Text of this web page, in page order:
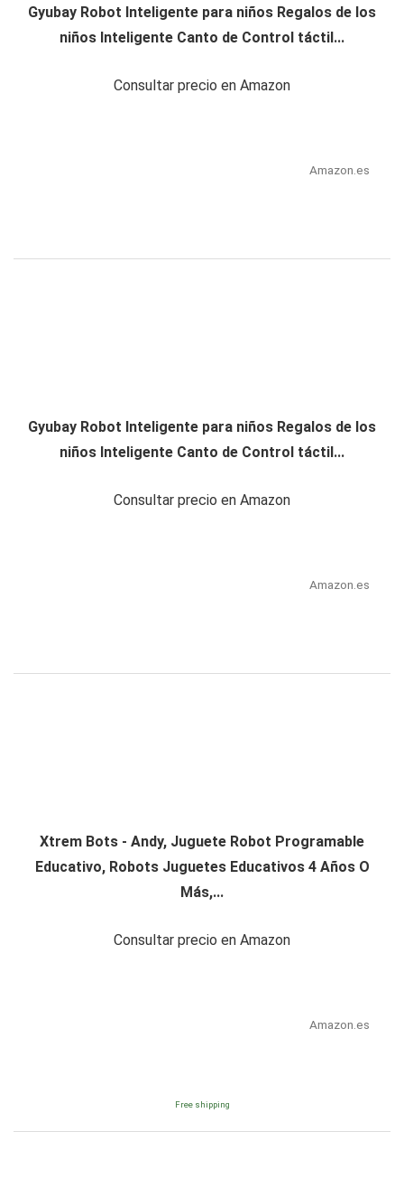
Gyubay Robot Inteligente para niños Regalos de los
niños Inteligente Canto de Control táctil...
Consultar precio en Amazon
Amazon.es
Gyubay Robot Inteligente para niños Regalos de los
niños Inteligente Canto de Control táctil...
Consultar precio en Amazon
Amazon.es
Xtrem Bots - Andy, Juguete Robot Programable
Educativo, Robots Juguetes Educativos 4 Años O
Más,...
Consultar precio en Amazon
Amazon.es
Free shipping